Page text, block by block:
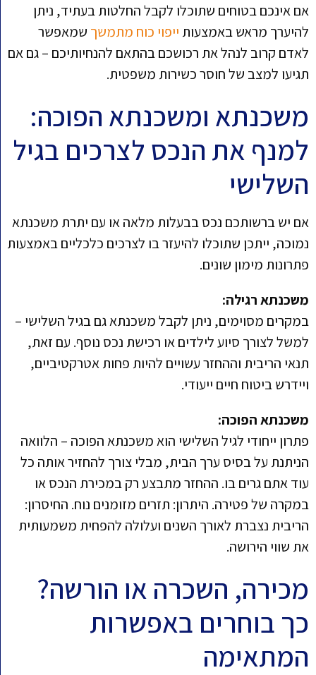
אם אינכם בטוחים שתוכלו לקבל החלטות בעתיד, ניתן
להיערך מראש באמצעות ייפוי כוח מתמשך שמאפשר
לאדם קרוב לנהל את רכושכם בהתאם להנחיותיכם – גם אם
תגיעו למצב של חוסר כשירות משפטית.
משכנתא ומשכנתא הפוכה:
למנף את הנכס לצרכים בגיל
השלישי
אם יש ברשותכם נכס בבעלות מלאה או עם יתרת משכנתא
נמוכה, ייתכן שתוכלו להיעזר בו לצרכים כלכליים באמצעות
פתרונות מימון שונים.
משכנתא רגילה:
במקרים מסוימים, ניתן לקבל משכנתא גם בגיל השלישי –
למשל לצורך סיוע לילדים או רכישת נכס נוסף. עם זאת,
תנאי הריבית וההחזר עשויים להיות פחות אטרקטיביים,
ויידרש ביטוח חיים ייעודי.
משכנתא הפוכה:
פתרון ייחודי לגיל השלישי הוא משכנתא הפוכה – הלוואה
הניתנת על בסיס ערך הבית, מבלי צורך להחזיר אותה כל
עוד אתם גרים בו. ההחזר מתבצע רק במכירת הנכס או
במקרה של פטירה. היתרון: תזרים מזומנים נוח. החיסרון:
הריבית נצברת לאורך השנים ועלולה להפחית משמעותית
את שווי הירושה.
מכירה, השכרה או הורשה?
כך בוחרים באפשרות
המתאימה